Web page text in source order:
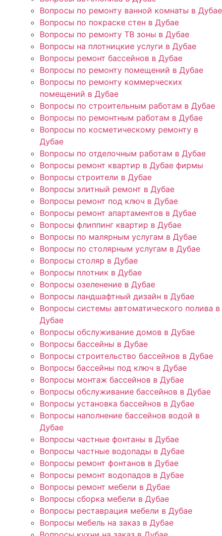
Вопросы по ремонту ванной комнаты в Дубае
Вопросы по покраске стен в Дубае
Вопросы по ремонту ТВ зоны в Дубае
Вопросы на плотницкие услуги в Дубае
Вопросы ремонт бассейнов в Дубае
Вопросы по ремонту помещений в Дубае
Вопросы по ремонту коммерческих
помещений в Дубае
Вопросы по строительным работам в Дубае
Вопросы по ремонтным работам в Дубае
Вопросы по косметическому ремонту в
Дубае
Вопросы по отделочным работам в Дубае
Вопросы ремонт квартир в Дубае фирмы
Вопросы строители в Дубае
Вопросы элитный ремонт в Дубае
Вопросы ремонт под ключ в Дубае
Вопросы ремонт апартаментов в Дубае
Вопросы флиппинг квартир в Дубае
Вопросы по малярным услугам в Дубае
Вопросы по столярным услугам в Дубае
Вопросы столяр в Дубае
Вопросы плотник в Дубае
Вопросы озеленение в Дубае
Вопросы ландшафтный дизайн в Дубае
Вопросы системы автоматического полива в
Дубае
Вопросы обслуживание домов в Дубае
Вопросы бассейны в Дубае
Вопросы строительство бассейнов в Дубае
Вопросы бассейны под ключ в Дубае
Вопросы монтаж бассейнов в Дубае
Вопросы обслуживание бассейнов в Дубае
Вопросы установка бассейнов в Дубае
Вопросы наполнение бассейнов водой в
Дубае
Вопросы частные фонтаны в Дубае
Вопросы частные водопады в Дубае
Вопросы ремонт фонтанов в Дубае
Вопросы ремонт водопадов в Дубае
Вопросы ремонт мебели в Дубае
Вопросы сборка мебели в Дубае
Вопросы реставрация мебели в Дубае
Вопросы мебель на заказ в Дубае